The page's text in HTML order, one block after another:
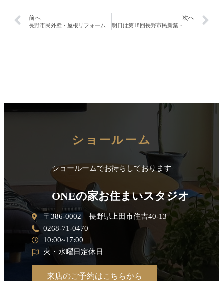
前へ 次へ
ショールーム
ショールームでお待ちしております
ONEの家お住まいスタジオ
〒386-0002 長野県上田市住吉40-13
0268-71-0470
10:00~17:00
火・水曜日定休日
来店のご予約はこちらから